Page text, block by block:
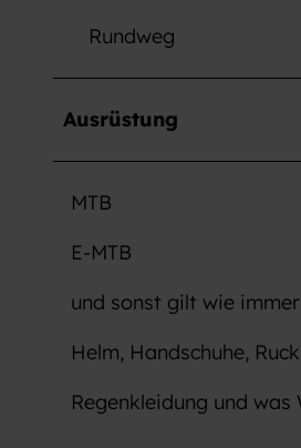
Rundweg
Ausrüstung
MTB
E-MTB
und sonst gilt wie
Helm, Handschuhe,
Regenkleidung und